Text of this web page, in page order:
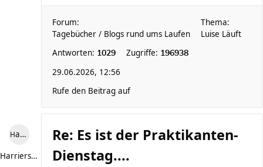
Forum:
Tagebücher / Blogs rund ums Laufen
Thema:
Luise Läuft
Antworten: 1029 Zugriffe: 196938
29.06.2026, 12:56
Rufe den Beitrag auf
Harriersand reloaded
Harriersand reloaded
Re: Es ist der Praktikanten-
Dienstag....